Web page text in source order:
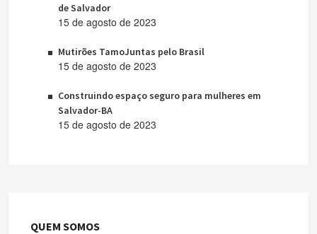
de Salvador
15 de agosto de 2023
Mutirões TamoJuntas pelo Brasil
15 de agosto de 2023
Construindo espaço seguro para mulheres em
Salvador-BA
15 de agosto de 2023
QUEM SOMOS